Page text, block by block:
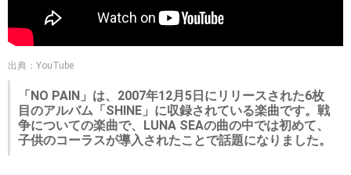
出典：YouTube
「NO PAIN」は、2007年12月5日にリリースされた6枚
目のアルバム「SHINE」に収録されている楽曲です。戦
争についての楽曲で、LUNA SEAの曲の中では初めて、
子供のコーラスが導入されたことで話題になりました。